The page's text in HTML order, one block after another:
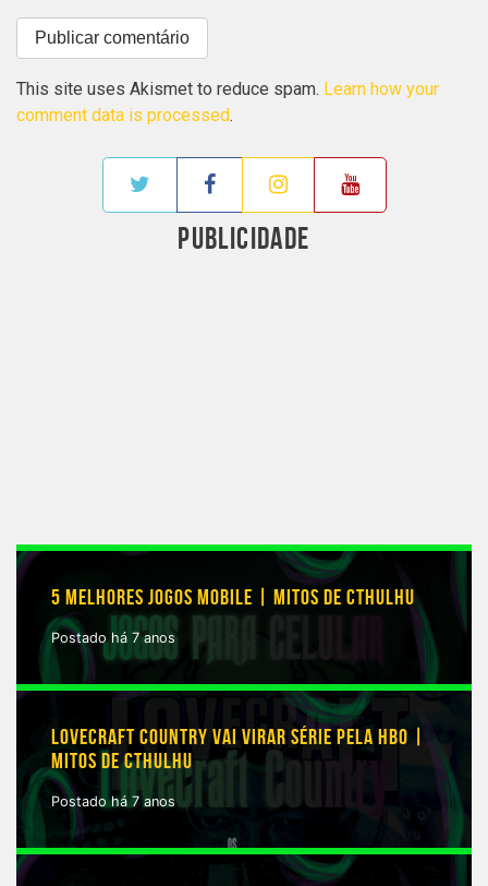
This site uses Akismet to reduce spam. Learn how your
comment data is processed.
PUBLICIDADE
5 MELHORES JOGOS MOBILE | MITOS DE CTHULHU
Postado há 7 anos
LOVECRAFT COUNTRY VAI VIRAR SÉRIE PELA HBO |
MITOS DE CTHULHU
Postado há 7 anos